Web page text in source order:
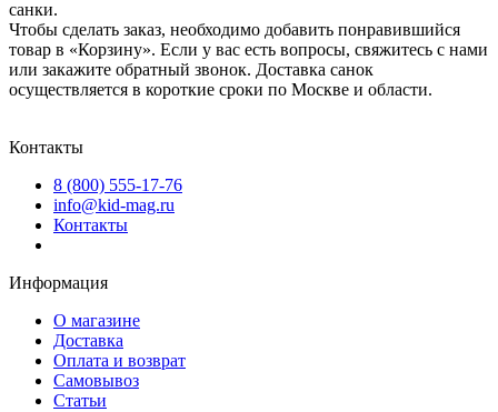
санки.
Чтобы сделать заказ, необходимо добавить понравившийся
товар в «Корзину». Если у вас есть вопросы, свяжитесь с нами
или закажите обратный звонок. Доставка санок
осуществляется в короткие сроки по Москве и области.
Контакты
8 (800) 555-17-76
info@kid-mag.ru
Контакты
Информация
О магазине
Доставка
Оплата и возврат
Самовывоз
Статьи